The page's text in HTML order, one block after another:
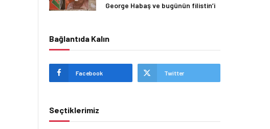
George Habaş ve bugünün filistin’i
Bağlantıda Kalın
Facebook Twitter
Seçtiklerimiz